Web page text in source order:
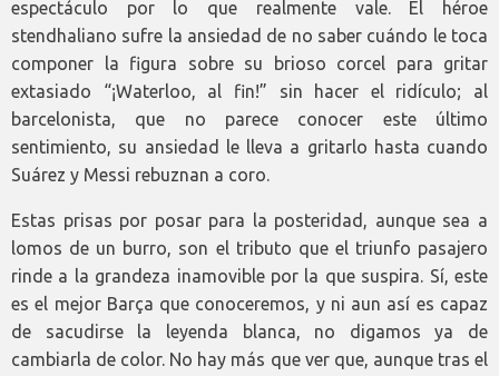
espectáculo por lo que realmente vale. El héroe
stendhaliano sufre la ansiedad de no saber cuándo le toca
componer la figura sobre su brioso corcel para gritar
extasiado “¡Waterloo, al fin!” sin hacer el ridículo; al
barcelonista, que no parece conocer este último
sentimiento, su ansiedad le lleva a gritarlo hasta cuando
Suárez y Messi rebuznan a coro.
Estas prisas por posar para la posteridad, aunque sea a
lomos de un burro, son el tributo que el triunfo pasajero
rinde a la grandeza inamovible por la que suspira. Sí, este
es el mejor Barça que conoceremos, y ni aun así es capaz
de sacudirse la leyenda blanca, no digamos ya de
cambiarla de color. No hay más que ver que, aunque tras el